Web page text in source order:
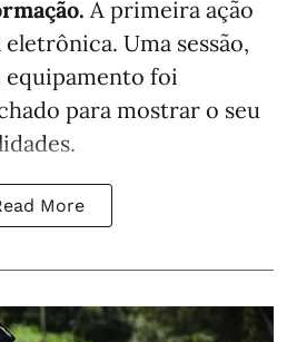
A primeira ação
Uma sessão,
equipamento foi
para mostrar o seu
More